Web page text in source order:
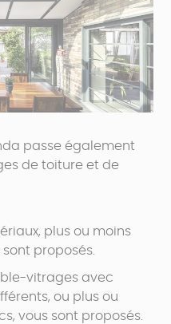
passe également
de toiture et de
plus ou moins
proposés.
vitrages avec
ou plus ou
vous sont proposés.